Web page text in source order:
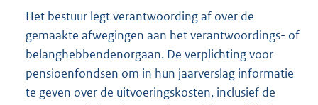
Het bestuur legt verantwoording af over de
gemaakte afwegingen aan het verantwoordings- of
belanghebbendenorgaan. De verplichting voor
pensioenfondsen om in hun jaarverslag informatie
te geven over de uitvoeringskosten, inclusief de